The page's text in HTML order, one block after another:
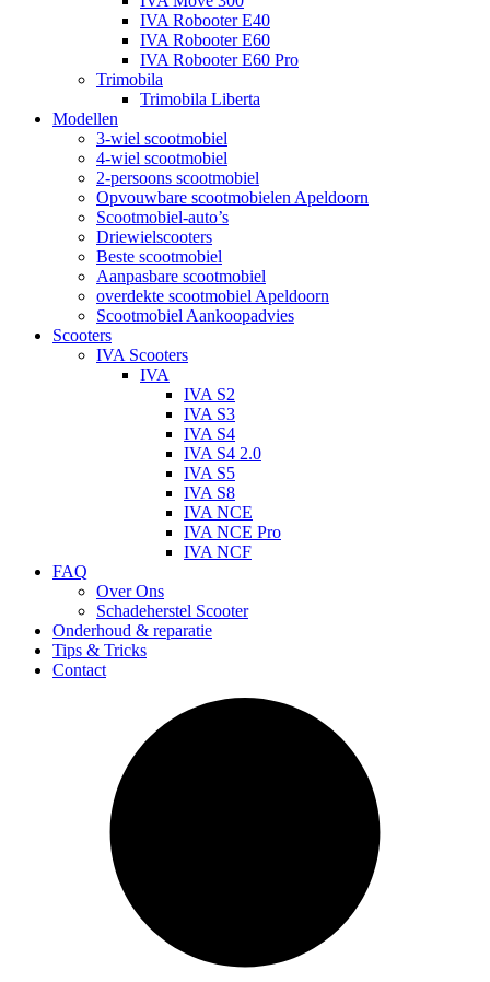
IVA Robooter E40
IVA Robooter E60
IVA Robooter E60 Pro
Trimobila
Trimobila Liberta
Modellen
3-wiel scootmobiel
4-wiel scootmobiel
2-persoons scootmobiel
Opvouwbare scootmobielen Apeldoorn
Scootmobiel-auto’s
Driewielscooters
Beste scootmobiel
Aanpasbare scootmobiel
overdekte scootmobiel Apeldoorn
Scootmobiel Aankoopadvies
Scooters
IVA Scooters
IVA
IVA S2
IVA S3
IVA S4
IVA S4 2.0
IVA S5
IVA S8
IVA NCE
IVA NCE Pro
IVA NCF
FAQ
Over Ons
Schadeherstel Scooter
Onderhoud & reparatie
Tips & Tricks
Contact